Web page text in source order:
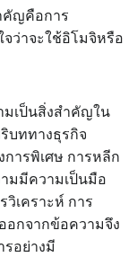
คัญคือการ
ว่าจะใช้อิโมจิหรือ
มเป็นสิ่งสำคัญใน
บททางธุรกิจ
ารพิเศษ การหลีก
มมีความเป็นมือ
วิเคราะห์ การ
กจากข้อความจึง
อย่างมี